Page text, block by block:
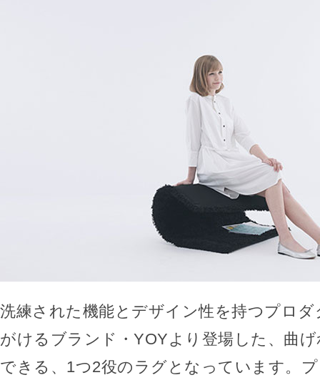
洗練された機能とデザイン性を持つプロ
がけるブランド・YOYより登場した、曲
できる、1つ2役のラグとなっています。